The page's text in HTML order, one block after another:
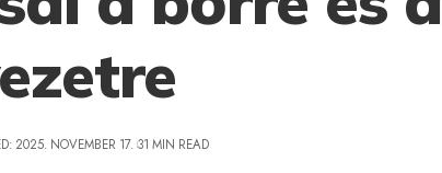
2025. NOVEMBER 17. 31 MIN READ